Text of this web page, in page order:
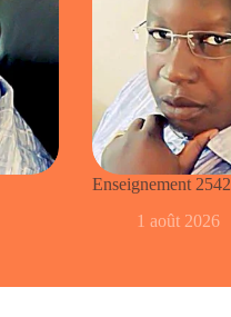
Enseignement 2542
1 août 2026